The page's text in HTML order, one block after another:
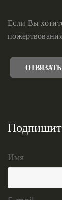
Если Вы
Имя